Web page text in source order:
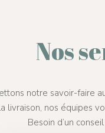
Nos
notre savoir-faire
livraison, nos équipes
Besoin d’un